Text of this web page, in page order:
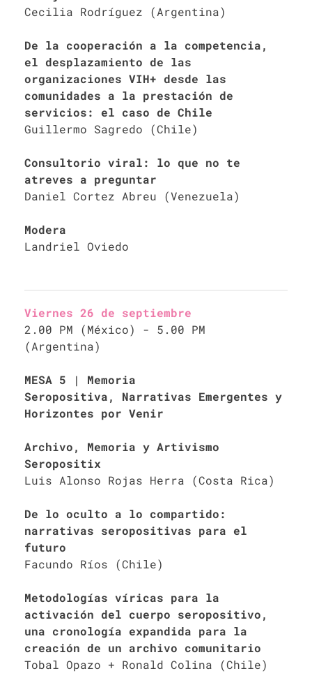
Cecilia Rodríguez (Argentina)
De la cooperación a la competencia,
el desplazamiento de las
organizaciones VIH+ desde las
comunidades a la prestación de
servicios: el caso de Chile
Guillermo Sagredo (Chile)
Consultorio viral: lo que no te
atreves a preguntar
Daniel Cortez Abreu (Venezuela)
Modera
Landriel Oviedo
Viernes 26 de septiembre
2.00 PM (México) - 5.00 PM
(Argentina)
MESA 5 | Memoria
Seropositiva, Narrativas Emergentes y
Horizontes por Venir
Archivo, Memoria y Artivismo
Seropositix
Luis Alonso Rojas Herra (Costa Rica)
De lo oculto a lo compartido:
narrativas seropositivas para el
futuro
Facundo Ríos (Chile)
Metodologías víricas para la
activación del cuerpo seropositivo,
una cronología expandida para la
creación de un archivo comunitario
Tobal Opazo + Ronald Colina (Chile)